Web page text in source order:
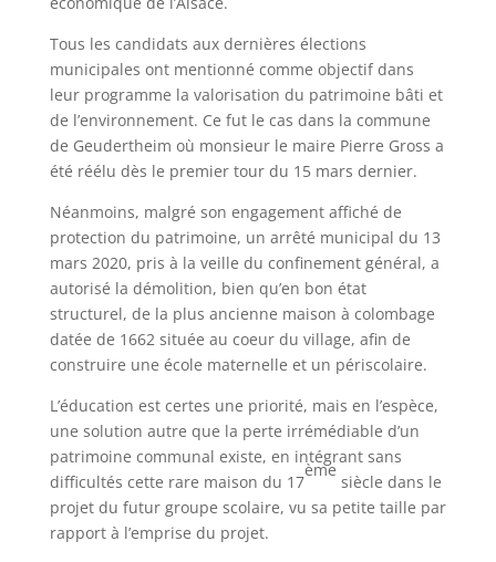
Tous les candidats aux dernières élections
municipales ont mentionné comme objectif dans
leur programme la valorisation du patrimoine bâti et
de l’environnement. Ce fut le cas dans la commune
de Geudertheim où monsieur le maire Pierre Gross a
été réélu dès le premier tour du 15 mars dernier.
Néanmoins, malgré son engagement affiché de
protection du patrimoine, un arrêté municipal du 13
mars 2020, pris à la veille du confinement général, a
autorisé la démolition, bien qu’en bon état
structurel, de la plus ancienne maison à colombage
datée de 1662 située au coeur du village, afin de
construire une école maternelle et un périscolaire.
L’éducation est certes une priorité, mais en l’espèce,
une solution autre que la perte irrémédiable d’un
patrimoine communal existe, en intégrant sans
difficultés cette rare maison du 17
ème
siècle dans le
projet du futur groupe scolaire, vu sa petite taille par
rapport à l’emprise du projet.